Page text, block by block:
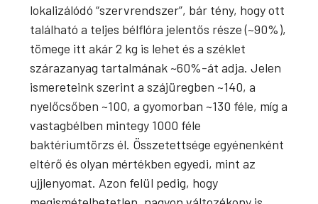
lokalizálódó “szervrendszer”, bár tény, hogy ott
található a teljes bélflóra jelentős része (~90%),
tömege itt akár 2 kg is lehet és a széklet
szárazanyag tartalmának ~60%-át adja. Jelen
ismereteink szerint a szájüregben ~140, a
nyelőcsőben ~100, a gyomorban ~130 féle, míg a
vastagbélben mintegy 1000 féle
baktériumtörzs él. Összetettsége egyénenként
eltérő és olyan mértékben egyedi, mint az
ujjlenyomat. Azon felül pedig, hogy